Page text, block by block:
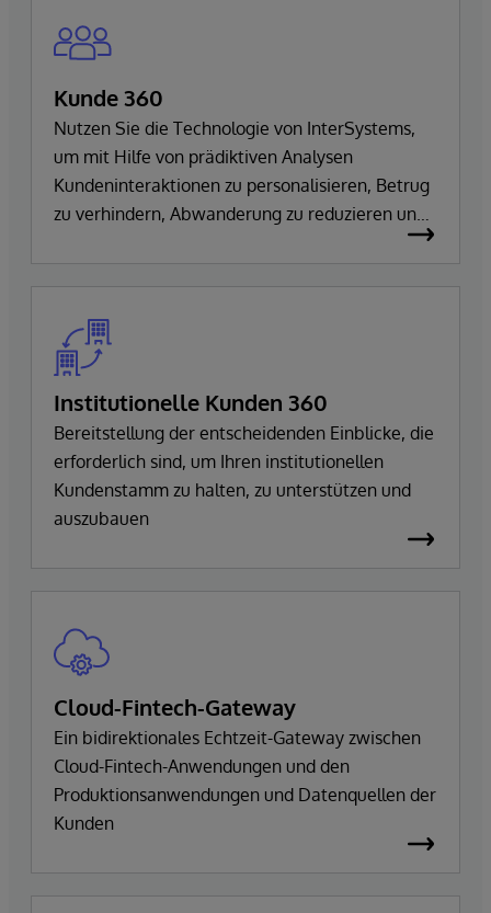
Kunde 360
Nutzen Sie die Technologie von InterSystems,
um mit Hilfe von prädiktiven Analysen
Kundeninteraktionen zu personalisieren, Betrug
zu verhindern, Abwanderung zu reduzieren und
Institutionelle Kunden 360
Bereitstellung der entscheidenden Einblicke, die
erforderlich sind, um Ihren institutionellen
Kundenstamm zu halten, zu unterstützen und
auszubauen
Cloud-Fintech-Gateway
Ein bidirektionales Echtzeit-Gateway zwischen
Cloud-Fintech-Anwendungen und den
Produktionsanwendungen und Datenquellen der
Kunden